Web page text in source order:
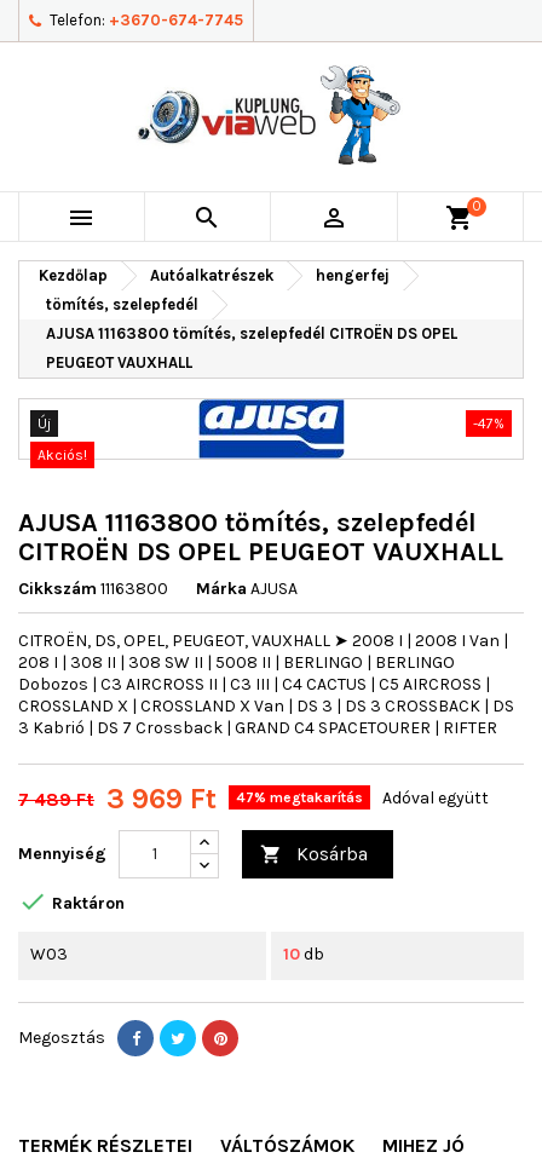
Telefon: +3670-674-7745
   shopping_cart0
Kezdőlap Autóalkatrészek
hengerfej
tömítés, szelepfedél
AJUSA 11163800 tömítés, szelepfedél CITROËN DS OPEL
PEUGEOT VAUXHALL
Új
-47%
Akciós!
AJUSA 11163800 tömítés, szelepfedél
CITROËN DS OPEL PEUGEOT VAUXHALL
Cikkszám 11163800 Márka AJUSA
CITROËN, DS, OPEL, PEUGEOT, VAUXHALL ➤ 2008 I | 2008 I Van |
208 I | 308 II | 308 SW II | 5008 II | BERLINGO | BERLINGO
Dobozos | C3 AIRCROSS II | C3 III | C4 CACTUS | C5 AIRCROSS |
CROSSLAND X | CROSSLAND X Van | DS 3 | DS 3 CROSSBACK | DS
3 Kabrió | DS 7 Crossback | GRAND C4 SPACETOURER | RIFTER
7 489 Ft 3 969 Ft 47% megtakarítás Adóval együtt
Mennyiség  Kosárba
 Raktáron
W03 10db
Megosztás
TERMÉK RÉSZLETEI VÁLTÓSZÁMOK MIHEZ JÓ